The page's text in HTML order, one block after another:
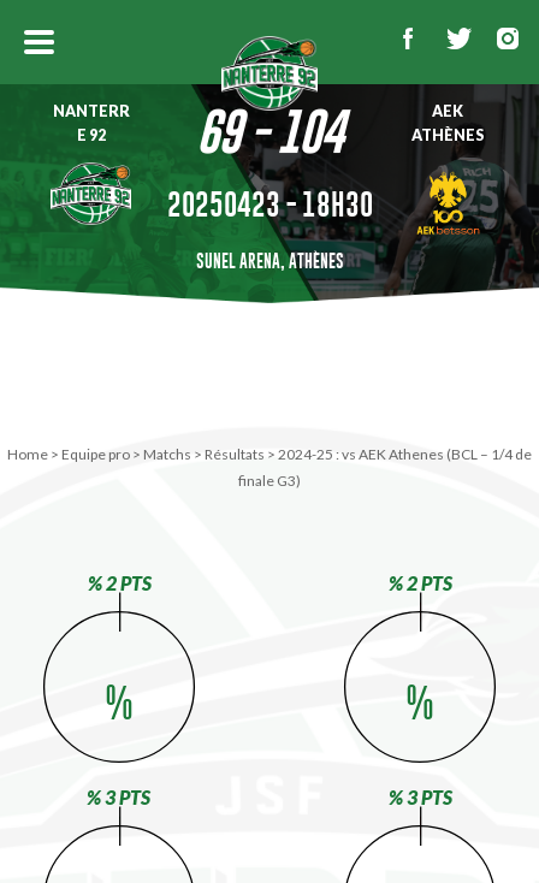
NANTERR
E 92
69 - 104
AEK
ATHÈNES
20250423 - 18H30
SUNEL ARENA, ATHÈNES
Home > Equipe pro > Matchs > Résultats > 2024-25 : vs AEK Athenes (BCL – 1/4 de
finale G3)
% 2 PTS
%
% 3 PTS
% 2 PTS
%
% 3 PTS